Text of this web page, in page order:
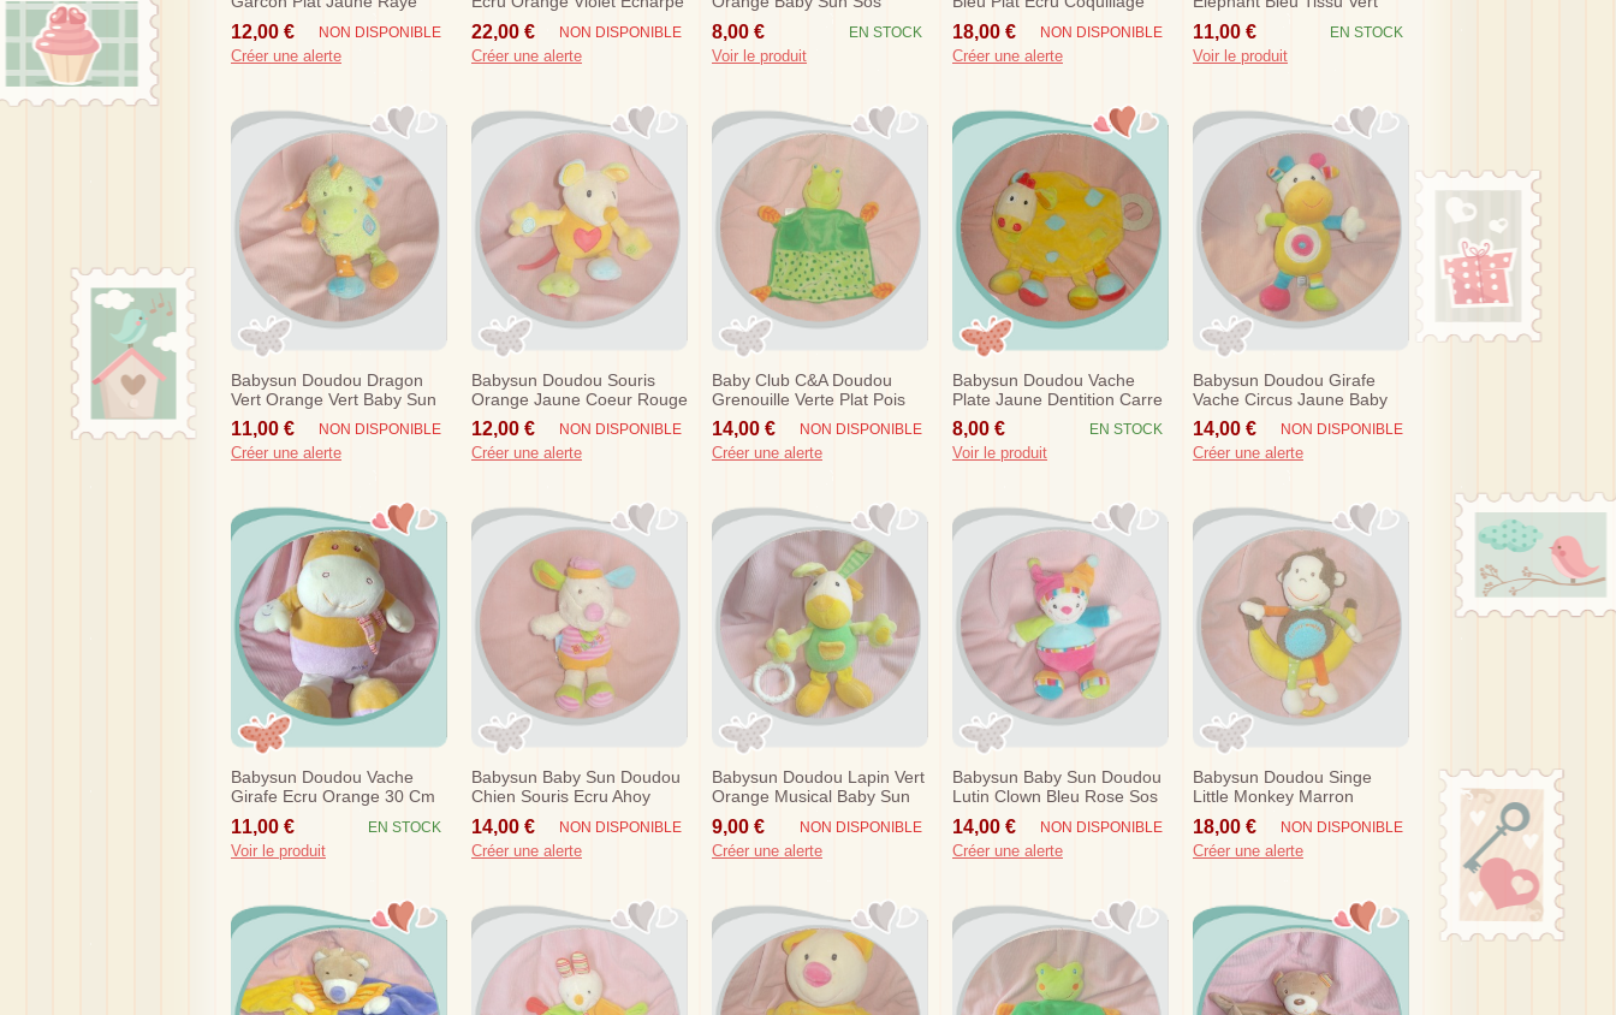
Bleu Hochet Sos
12,00 € NON DISPONIBLE
Créer une alerte
Rieur 30 Cm Baby Sun
22,00 € NON DISPONIBLE
Créer une alerte
8,00 € EN STOCK
Voir le produit
Sos
18,00 € NON DISPONIBLE
Créer une alerte
Orange Sos
11,00 € EN STOCK
Voir le produit
Babysun Doudou Dragon
Vert Orange Vert Baby Sun
Sos
11,00 € NON DISPONIBLE
Créer une alerte
Babysun Doudou Souris
Orange Jaune Coeur Rouge
Baby Sun
12,00 € NON DISPONIBLE
Créer une alerte
Baby Club C&a Doudou
Grenouille Verte Plat Pois
Orange
14,00 € NON DISPONIBLE
Créer une alerte
Babysun Doudou Vache
Plate Jaune Dentition Carre
Bleu Vert Sos
8,00 € EN STOCK
Voir le produit
Babysun Doudou Girafe
Vache Circus Jaune Baby
Sun 16 Cm Sos
14,00 € NON DISPONIBLE
Créer une alerte
Babysun Doudou Vache
Girafe Ecru Orange 30 Cm
Baby Sun
11,00 € EN STOCK
Voir le produit
Babysun Baby Sun Doudou
Chien Souris Ecru Ahoy
Rose Orange Sos
14,00 € NON DISPONIBLE
Créer une alerte
Babysun Doudou Lapin Vert
Orange Musical Baby Sun
Sos
9,00 € NON DISPONIBLE
Créer une alerte
Babysun Baby Sun Doudou
Lutin Clown Bleu Rose Sos
14,00 € NON DISPONIBLE
Créer une alerte
Babysun Doudou Singe
Little Monkey Marron
Musical Sos
18,00 € NON DISPONIBLE
Créer une alerte